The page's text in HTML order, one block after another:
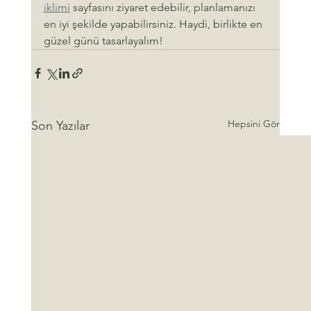
iklimi sayfasını ziyaret edebilir, planlamanızı
en iyi şekilde yapabilirsiniz. Haydi, birlikte en
güzel günü tasarlayalım!
Son Yazılar Hepsini Gör